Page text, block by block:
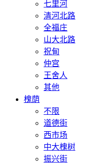
七里河
清河北路
全福庄
山大北路
祝甸
仲宫
王舍人
其他
槐荫
不限
道德街
西市场
中大槐树
振兴街